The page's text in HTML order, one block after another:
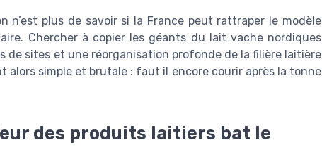
n’est plus de savoir si la France peut rattraper le modèle
Chercher à copier les géants du lait vache nordiques
de sites et une réorganisation profonde de la filière laitière
simple et brutale : faut il encore courir après la tonne
des produits laitiers bat le